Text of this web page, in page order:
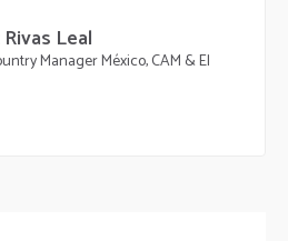
Leal
Manager México, CAM & El